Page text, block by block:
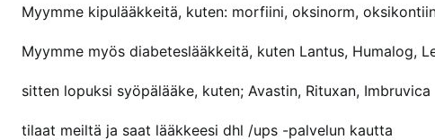
v
k
s
Myymme kipulääkkeitä, kuten: morfiini, oksinorm,
Myymme myös diabeteslääkkeitä, kuten Lantus, Humalog,
sitten lopuksi syöpälääke, kuten; Avastin, Rituxan, Imbruvica
tilaat meiltä ja saat lääkkeesi dhl /ups -palvelun kautta